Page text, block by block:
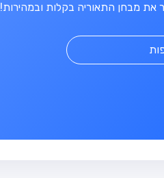
את מבחן התאוריה בקלות ובמהירות!